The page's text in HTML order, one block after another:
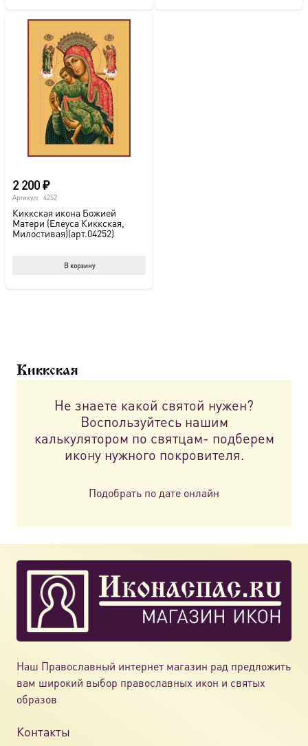
2 200₽
Артикул: 4252
Киккская икона Божией
Матери (Елеуса Киккская,
Милостивая)(арт.04252)
В корзину
Киккская
Не знаете какой святой нужен?
Воспользуйтесь нашим
калькулятором по святцам- подберем
икону нужного покровителя.
Подобрать по дате онлайн
Наш Православный интернет магазин рад предложить
вам широкий выбор православных икон и святых
образов
Контакты